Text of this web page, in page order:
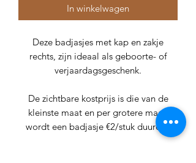
In winkelwagen
Deze badjasjes met kap en zakje
rechts, zijn ideaal als geboorte- of
verjaardagsgeschenk.
De zichtbare kostprijs is die van de
kleinste maat en per grotere maat,
wordt een badjasje €2/stuk duurder.